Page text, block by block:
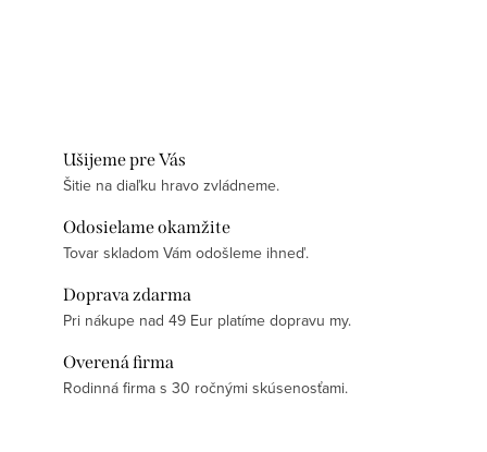
Ušijeme pre Vás
Šitie na diaľku hravo zvládneme.
Odosielame okamžite
Tovar skladom Vám odošleme ihneď.
Doprava zdarma
Pri nákupe nad 49 Eur platíme dopravu my.
Overená firma
Rodinná firma s 30 ročnými skúsenosťami.